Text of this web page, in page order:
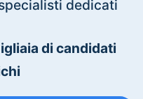
dedicati
di candidati